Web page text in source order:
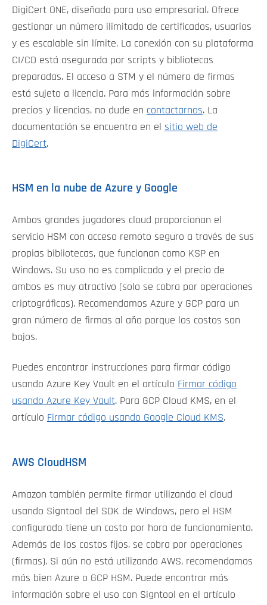
DigiCert ONE, diseñada para uso empresarial. Ofrece
gestionar un número ilimitado de certificados, usuarios
y es escalable sin límite. La conexión con su plataforma
CI/CD está asegurada por scripts y bibliotecas
preparadas. El acceso a STM y el número de firmas
está sujeto a licencia. Para más información sobre
precios y licencias, no dude en contactarnos. La
documentación se encuentra en el sitio web de
DigiCert.
HSM en la nube de Azure y Google
Ambos grandes jugadores cloud proporcionan el
servicio HSM con acceso remoto seguro a través de sus
propias bibliotecas, que funcionan como KSP en
Windows. Su uso no es complicado y el precio de
ambos es muy atractivo (solo se cobra por operaciones
criptográficas). Recomendamos Azure y GCP para un
gran número de firmas al año porque los costos son
bajos.
Puedes encontrar instrucciones para firmar código
usando Azure Key Vault en el artículo Firmar código
usando Azure Key Vault. Para GCP Cloud KMS, en el
artículo Firmar código usando Google Cloud KMS.
AWS CloudHSM
Amazon también permite firmar utilizando el cloud
usando Signtool del SDK de Windows, pero el HSM
configurado tiene un costo por hora de funcionamiento.
Además de los costos fijos, se cobra por operaciones
(firmas). Si aún no está utilizando AWS, recomendamos
más bien Azure o GCP HSM. Puede encontrar más
información sobre el uso con Signtool en el artículo